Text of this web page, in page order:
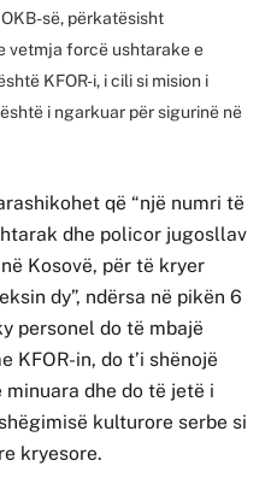
së, përkatësisht
vetmja forcë ushtarake e
KFOR-i, i cili si mision i
i ngarkuar për sigurinë në
që “një numri të
dhe policor jugosllav
Kosovë, për të kryer
dy”, ndërsa në pikën 6
personel do të mbajë
KFOR-in, do t’i shënojë
minuara dhe do të jetë i
kulturore serbe si
kryesore.